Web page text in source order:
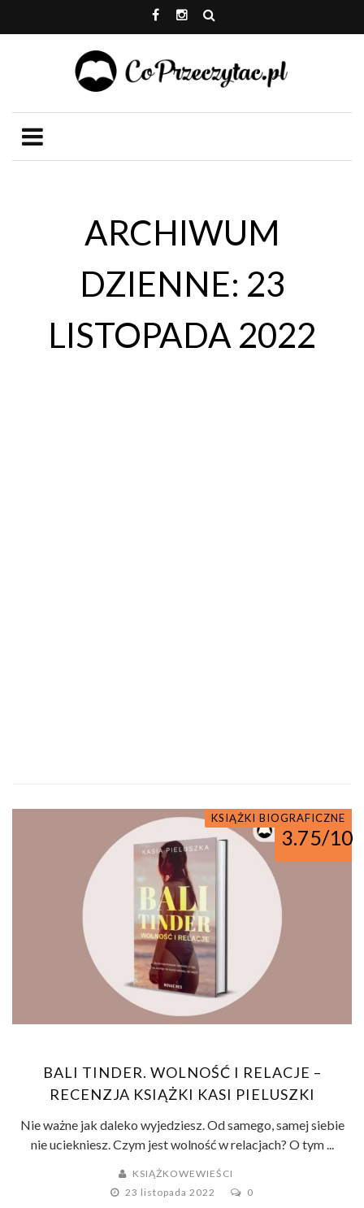
ARCHIWUM
DZIENNE: 23
LISTOPADA 2022
KSIĄŻKI BIOGRAFICZNE
3.75/10
BALI TINDER. WOLNOŚĆ I RELACJE –
RECENZJA KSIĄŻKI KASI PIELUSZKI
Nie ważne jak daleko wyjedziesz. Od samego, samej siebie
nie uciekniesz. Czym jest wolność w relacjach? O tym ...
KSIĄŻKOWEWIEŚCI
23 listopada 2022
0